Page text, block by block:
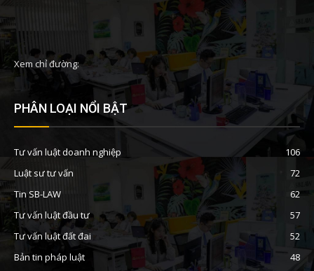
Xem chỉ đường:
PHÂN LOẠI NỔI BẬT
Tư vấn luật doanh nghiệp
106
Luật sư tư vấn
72
Tin SB-LAW
62
Tư vấn luật đầu tư
57
Tư vấn luật đất đai
52
Bản tin pháp luật
48